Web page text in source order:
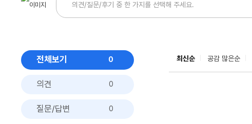
전체보기 0
의견 0
질문/답변 0
최신순 공감 많은순